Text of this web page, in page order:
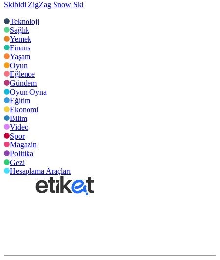
Skibidi ZigZag Snow Ski
Teknoloji
Sağlık
Yemek
Finans
Yaşam
Oyun
Eğlence
Gündem
Oyun Oyna
Eğitim
Ekonomi
Bilim
Video
Spor
Magazin
Politika
Gezi
Hesaplama Araçları